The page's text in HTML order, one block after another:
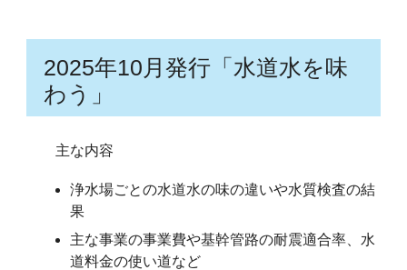
2025年10月発行「水道水を味
わう」
主な内容
浄水場ごとの水道水の味の違いや水質検査の結
果
主な事業の事業費や基幹管路の耐震適合率、水
道料金の使い道など